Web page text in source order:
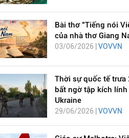
Bài thơ "Tiếng nói
của nhà thơ Giang
03/06/2026 | VOVVN
Thời sự quốc tế trưa
bất ngờ tập kích
Ukraine
29/06/2026 | VOVVN